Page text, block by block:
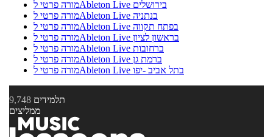
מורה פרטי לAbleton Live בירושלים
מורה פרטי לAbleton Live בנתניה
מורה פרטי לAbleton Live בפתח תקווה
מורה פרטי לAbleton Live בראשון לציון
מורה פרטי לAbleton Live ברחובות
מורה פרטי לAbleton Live ברמת גן
מורה פרטי לAbleton Live בתל אביב -יפו
9,748 תלמידים
ממליצים